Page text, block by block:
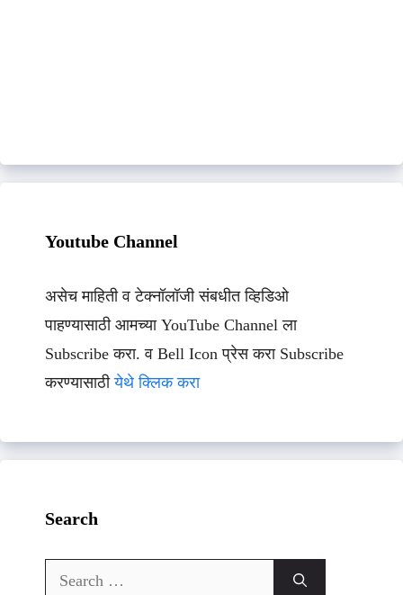
Youtube Channel
असेच माहिती व टेक्नॉलॉजी संबधीत व्हिडिओ
पाहण्यासाठी आमच्या YouTube Channel ला
Subscribe करा. व Bell Icon प्रेस करा Subscribe
करण्यासाठीयेथे क्लिक करा
Search
Search